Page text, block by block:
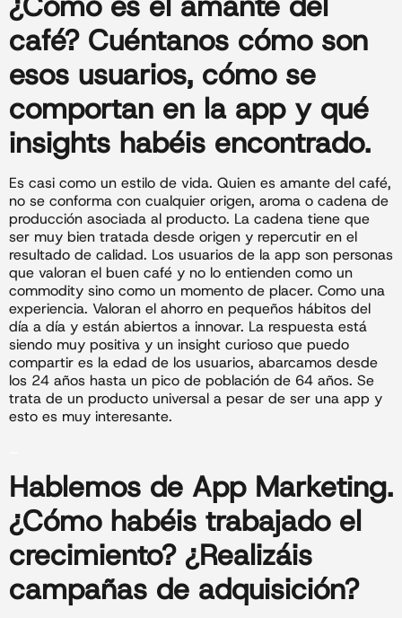
café? Cuéntanos cómo son
esos usuarios, cómo se
comportan en la app y qué
insights habéis encontrado.
Es casi como un estilo de vida. Quien es amante del café,
no se conforma con cualquier origen, aroma o cadena de
producción asociada al producto. La cadena tiene que
ser muy bien tratada desde origen y repercutir en el
resultado de calidad. Los usuarios de la app son personas
que valoran el buen café y no lo entienden como un
commodity sino como un momento de placer. Como una
experiencia. Valoran el ahorro en pequeños hábitos del
día a día y están abiertos a innovar. La respuesta está
siendo muy positiva y un insight curioso que puedo
compartir es la edad de los usuarios, abarcamos desde
los 24 años hasta un pico de población de 64 años. Se
trata de un producto universal a pesar de ser una app y
esto es muy interesante.
Hablemos de App Marketing.
¿Cómo habéis trabajado el
crecimiento? ¿Realizáis
campañas de adquisición?